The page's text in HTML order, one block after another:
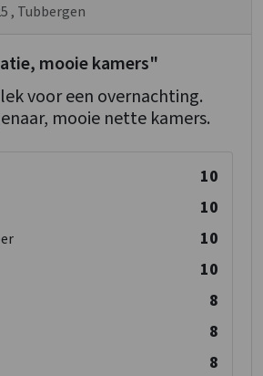
, Tubbergen
mooie kamers"
voor een overnachting.
mooie nette kamers.
10
10
10
10
8
8
8